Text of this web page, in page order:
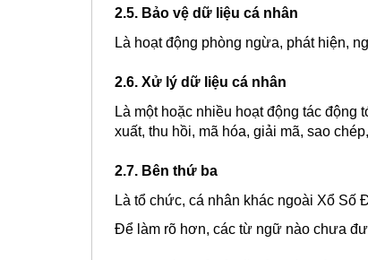
2.5. Bảo vệ dữ liệu cá nhân
Là hoạt động phòng ngừa, phát hiện,
2.6. Xử lý dữ liệu cá nhân
Là một hoặc nhiều hoạt động tác
xuất, thu hồi, mã hóa, giải mã, sao
2.7. Bên thứ ba
Là tổ chức, cá nhân khác ngoài Xổ
Để làm rõ hơn, các từ ngữ nào chưa